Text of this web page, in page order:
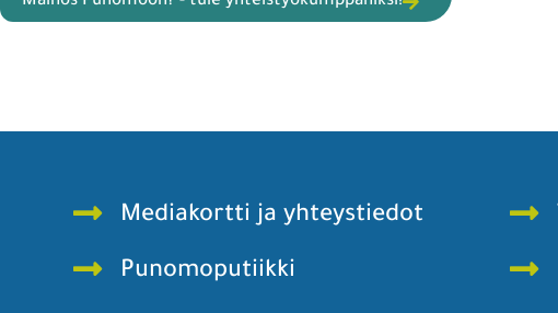
Mediakortti ja yhteystiedot
Punomoputiikki